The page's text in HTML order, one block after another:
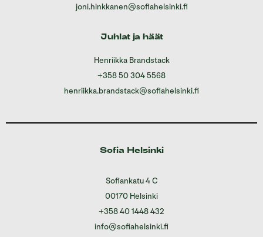
joni.hinkkanen@sofiahelsinki.fi
Juhlat ja häät
Henriikka Brandstack
+358 50 304 5568
henriikka.brandstack@sofiahelsinki.fi
Sofia Helsinki
Sofiankatu 4 C
00170 Helsinki
+358 40 1448 432
info@sofiahelsinki.fi